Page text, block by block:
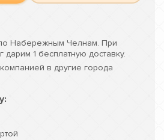
Набережным Челнам. При
дарим 1 бесплатную доставку.
в другие города